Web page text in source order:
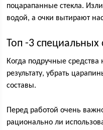
поцарапанные стекла.
водой, а очки вытирают
Топ -3 специальных
Когда подручные
результату, убрать
составы.
Перед работой очень
рационально ли